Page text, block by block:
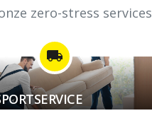
zero-stress
local_shipping